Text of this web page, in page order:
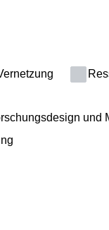
und